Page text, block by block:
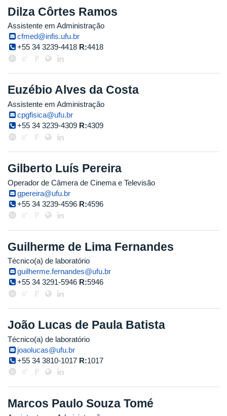
Dilza Côrtes Ramos
Assistente em Administração
cfmed@infis.ufu.br
+55 34 3239-4418 R:4418
Euzébio Alves da Costa
Assistente em Administração
cpgfisica@ufu.br
+55 34 3239-4309 R:4309
Gilberto Luís Pereira
Operador de Câmera de Cinema e Televisão
gpereira@ufu.br
+55 34 3239-4596 R:4596
Guilherme de Lima Fernandes
Técnico(a) de laboratório
guilherme.fernandes@ufu.br
+55 34 3291-5946 R:5946
João Lucas de Paula Batista
Técnico(a) de laboratório
joaolucas@ufu.br
+55 34 3810-1017 R:1017
Marcos Paulo Souza Tomé